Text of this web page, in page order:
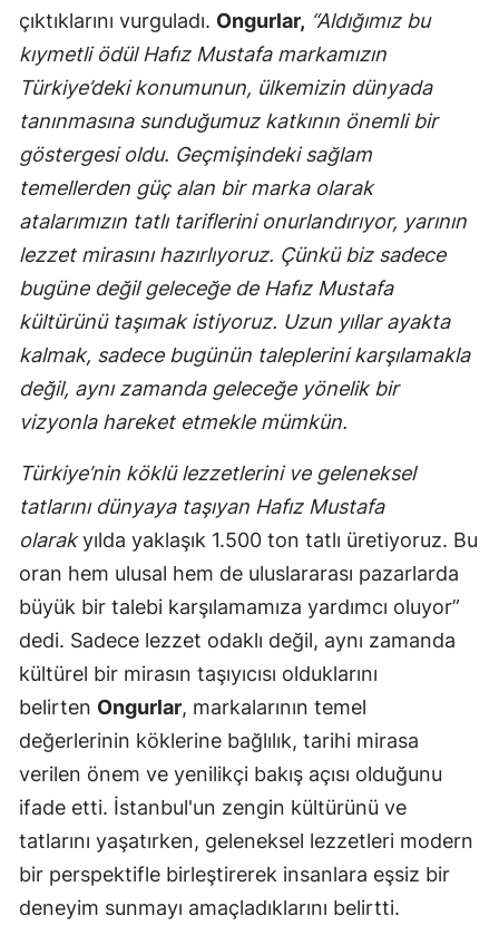
çıktıklarını vurguladı. Ongurlar, “Aldığımız bu
kıymetli ödül Hafız Mustafa markamızın
Türkiye’deki konumunun, ülkemizin dünyada
tanınmasına sunduğumuz katkının önemli bir
göstergesi oldu. Geçmişindeki sağlam
temellerden güç alan bir marka olarak
atalarımızın tatlı tariflerini onurlandırıyor, yarının
lezzet mirasını hazırlıyoruz. Çünkü biz sadece
bugüne değil geleceğe de Hafız Mustafa
kültürünü taşımak istiyoruz. Uzun yıllar ayakta
kalmak, sadece bugünün taleplerini karşılamakla
değil, aynı zamanda geleceğe yönelik bir
vizyonla hareket etmekle mümkün.
Türkiye’nin köklü lezzetlerini ve geleneksel
tatlarını dünyaya taşıyan Hafız Mustafa
olarakyılda yaklaşık 1.500 ton tatlı üretiyoruz. Bu
oran hem ulusal hem de uluslararası pazarlarda
büyük bir talebi karşılamamıza yardımcı oluyor”
dedi. Sadece lezzet odaklı değil, aynı zamanda
kültürel bir mirasın taşıyıcısı olduklarını
belirten Ongurlar, markalarının temel
değerlerinin köklerine bağlılık, tarihi mirasa
verilen önem ve yenilikçi bakış açısı olduğunu
ifade etti. İstanbul'un zengin kültürünü ve
tatlarını yaşatırken, geleneksel lezzetleri modern
bir perspektifle birleştirerek insanlara eşsiz bir
deneyim sunmayı amaçladıklarını belirtti.